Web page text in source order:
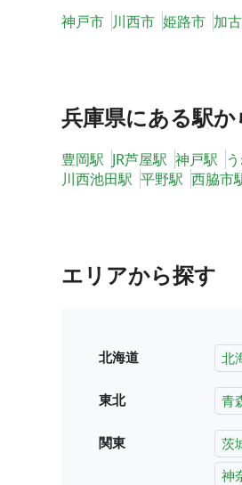
神戸市 川西市 姫路市 加
兵庫県にある駅か
豊岡駅 JR芦屋駅 神戸駅
川西池田駅 平野駅 西脇市
エリアから探す
北海道 北
東北 青
関東 茨
神